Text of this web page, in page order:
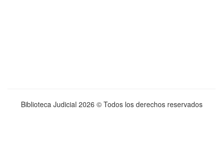
Biblioteca Judicial 2026 © Todos los derechos reservados